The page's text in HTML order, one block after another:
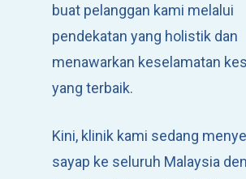
buat pelanggan kami melalui
pendekatan yang holistik dan
menawarkan keselamatan
yang terbaik.
Kini, klinik kami sedang
sayap ke seluruh Malaysia